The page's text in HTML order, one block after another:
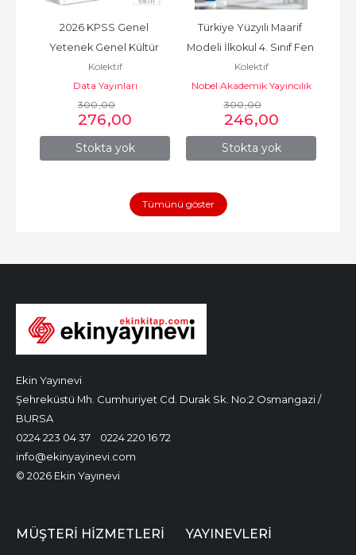
Stokta yok
2026 KPSS Genel
Yetenek Genel Kültür
Tamamı Çözümlü 8
Deneme Sınavı
Kolektif
Data Yayınları
300,00
276,00
Stokta yok
Türkiye Yüzyılı Maarif
Modeli İlkokul 4. Sınıf Fen
Bilimleri Dersi...
Kolektif
Nobel Akademik Yayıncılık
300,00
246,00
Tümünü göster
Ekin Yayınevi
Şehreküstü Mh. Cumhuriyet Cd. Durak Sk. No:2 Osmangazi /
BURSA
0224 223 04 37
0224 220 16 72
info@ekinyayinevi.com
© 2026 Ekin Yayınevi
MÜŞTERI HIZMETLERI YAYINEVLERI